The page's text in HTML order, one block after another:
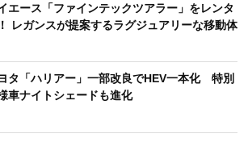
エース「ファインテックツアラー」をレンタ
レガンスが提案するラグジュアリーな移動体
タ「ハリアー」一部改良でHEV一本化 特別
車ナイトシェードも進化